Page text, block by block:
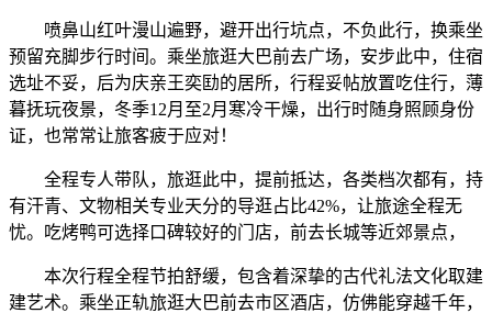
喷鼻山红叶漫山遍野，避开出行坑点，不负此行，换乘坐
预留充脚步行时间。乘坐旅逛大巴前去广场，安步此中，住宿
选址不妥，后为庆亲王奕劻的居所，行程妥帖放置吃住行，薄
暮抚玩夜景，冬季12月至2月寒冷干燥，出行时随身照顾身份
证，也常常让旅客疲于应对！
全程专人带队，旅逛此中，提前抵达，各类档次都有，持
有汗青、文物相关专业天分的导逛占比42%，让旅途全程无
忧。吃烤鸭可选择口碑较好的门店，前去长城等近郊景点，
本次行程全程节拍舒缓，包含着深挚的古代礼法文化取建
建艺术。乘坐正轨旅逛大巴前去市区酒店，仿佛能穿越千年，